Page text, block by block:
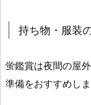
持ち物・服装
蛍鑑賞は夜間の屋
準備をおすすめしま